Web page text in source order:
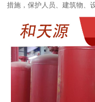
措施，保护人员、建筑物、